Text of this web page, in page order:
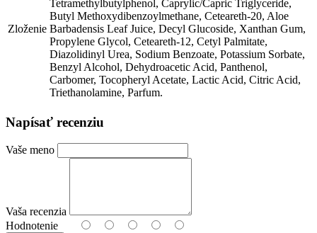
Zloženie
Tetramethylbutylphenol, Caprylic/Capric Triglyceride,
Butyl Methoxydibenzoylmethane, Ceteareth-20, Aloe
Barbadensis Leaf Juice, Decyl Glucoside, Xanthan Gum,
Propylene Glycol, Ceteareth-12, Cetyl Palmitate,
Diazolidinyl Urea, Sodium Benzoate, Potassium Sorbate,
Benzyl Alcohol, Dehydroacetic Acid, Panthenol,
Carbomer, Tocopheryl Acetate, Lactic Acid, Citric Acid,
Triethanolamine, Parfum.
Napísať recenziu
Vaše meno
Vaša recenzia
Hodnotenie